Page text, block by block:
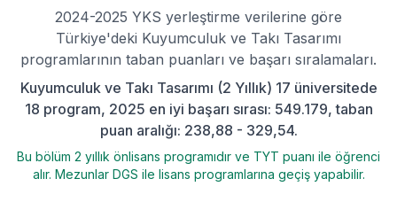
2024-2025 YKS yerleştirme verilerine göre
Türkiye'deki Kuyumculuk ve Takı Tasarımı
programlarının taban puanları ve başarı sıralamaları.
Kuyumculuk ve Takı Tasarımı (2 Yıllık) 17 üniversitede
18 program, 2025 en iyi başarı sırası: 549.179, taban
puan aralığı: 238,88 - 329,54.
Bu bölüm 2 yıllık önlisans programıdır ve TYT puanı ile öğrenci
alır. Mezunlar DGS ile lisans programlarına geçiş yapabilir.